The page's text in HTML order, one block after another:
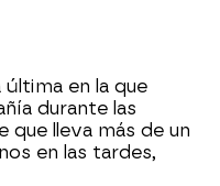
última en la que
durante las
que lleva más de un
en las tardes,